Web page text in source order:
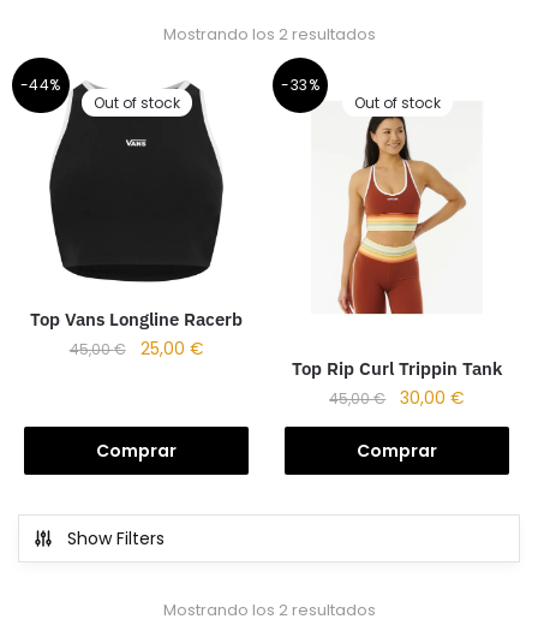
Mostrando los 2 resultados
-44%
Out of stock
Top Vans Longline Racerb
45,00€ 25,00 €
Comprar
-33%
Out of stock
Top Rip Curl Trippin Tank
45,00€ 30,00€
Comprar
Show Filters
Mostrando los 2 resultados